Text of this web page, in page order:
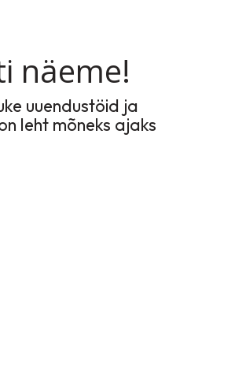
näeme!
uuendustöid ja
leht mõneks ajaks